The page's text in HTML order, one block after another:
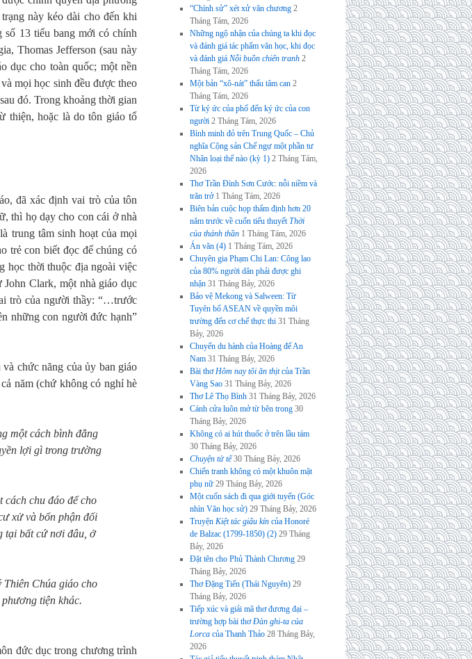
này kéo dài cho đến khi
13 tiểu bang mới có chính
Thomas Jefferson (sau này
dục cho toàn quốc; một nền
mọi học sinh đều được theo
đó. Trong khoảng thời gian
thiện, hoặc là do tôn giáo tổ
đã xác định vai trò của tôn
thì họ dạy cho con cái ở nhà
trung tâm sinh hoạt của mọi
trẻ con biết đọc để chúng có
học thời thuộc địa ngoài việc
Clark, một nhà giáo dục
trò của người thầy: “…trước
những con người đức hạnh”
chức năng của ủy ban giáo
năm (chứ không có nghỉ hè
một cách bình đẳng
lợi gì trong trường
chu đáo để cho
xử và bổn phận đối
tại bất cứ nơi đâu, ở
Thiên Chúa giáo cho
tiện khác.
đức dục trong chương trình
“Chính sử” xét xử văn chương 2
Tháng Tám, 2026
Những ngộ nhận của chúng ta khi đọc
và đánh giá tác phẩm văn học, khi đọc
và đánh giá Nỗi buồn chiến tranh 2
Tháng Tám, 2026
Một bản “xô-nát” thấu tâm can 2
Tháng Tám, 2026
Từ ký ức của phố đến ký ức của con
người 2 Tháng Tám, 2026
Bình minh đỏ trên Trung Quốc – Chủ
nghĩa Cộng sản Chế ngự một phần tư
Nhân loại thế nào (kỳ 1) 2 Tháng Tám,
2026
Thơ Trần Đình Sơn Cước: nỗi niềm và
trăn trở 1 Tháng Tám, 2026
Biên bản cuộc họp thẩm định hơn 20
năm trước về cuốn tiểu thuyếtThời
của thánh thần 1 Tháng Tám, 2026
Án văn (4) 1 Tháng Tám, 2026
Chuyên gia Phạm Chi Lan: Công lao
của 80% người dân phải được ghi
nhận 31 Tháng Bảy, 2026
Bảo vệ Mekong và Salween: Từ
Tuyên bố ASEAN về quyền môi
trường đến cơ chế thực thi 31 Tháng
Bảy, 2026
Chuyến du hành của Hoàng đế An
Nam 31 Tháng Bảy, 2026
Bài thơHôm nay tôi ăn thịtcủa Trần
Vàng Sao 31 Tháng Bảy, 2026
Thơ Lê Thọ Bình 31 Tháng Bảy, 2026
Cánh cửa luôn mở từ bên trong 30
Tháng Bảy, 2026
Không có ai hút thuốc ở trên lầu tám
30 Tháng Bảy, 2026
Chuyện tử tế 30 Tháng Bảy, 2026
Chiến tranh không có một khuôn mặt
phụ nữ 29 Tháng Bảy, 2026
Một cuốn sách đi qua giới tuyến (Góc
nhìn Văn học sử) 29 Tháng Bảy, 2026
Truyện Kiệt tác giấu kíncủa Honoré
de Balzac (1799-1850) (2) 29 Tháng
Bảy, 2026
Đặt tên cho Phủ Thành Chương 29
Tháng Bảy, 2026
Thơ Đặng Tiến (Thái Nguyên) 29
Tháng Bảy, 2026
Tiếp xúc và giải mã thơ đương đại –
trường hợp bài thơĐàn ghi-ta của
Lorcacủa Thanh Thảo 28 Tháng Bảy,
2026